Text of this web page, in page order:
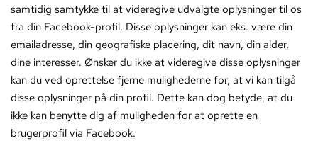
samtidig samtykke til at videregive udvalgte oplysninger til os
fra din Facebook-profil. Disse oplysninger kan eks. være din
emailadresse, din geografiske placering, dit navn, din alder,
dine interesser. Ønsker du ikke at videregive disse oplysninger
kan du ved oprettelse fjerne mulighederne for, at vi kan tilgå
disse oplysninger på din profil. Dette kan dog betyde, at du
ikke kan benytte dig af muligheden for at oprette en
brugerprofil via Facebook.